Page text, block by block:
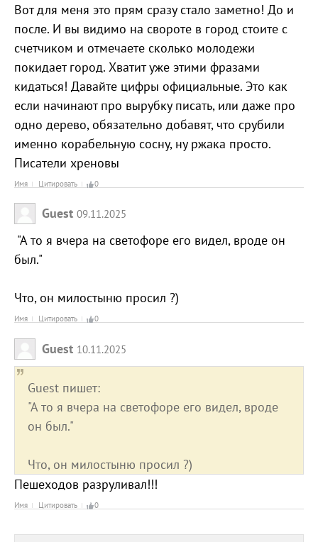
Вот для меня это прям сразу стало заметно! До и
после. И вы видимо на свороте в город стоите с
счетчиком и отмечаете сколько молодежи
покидает город. Хватит уже этими фразами
кидаться! Давайте цифры официальные. Это как
если начинают про вырубку писать, или даже про
одно дерево, обязательно добавят, что срубили
именно корабельную сосну, ну ржака просто.
Писатели хреновы
Имя Цитировать 0
Guest 09.11.2025
"А то я вчера на светофоре его видел, вроде он
был."
Что, он милостыню просил ?)
Имя Цитировать 0
Guest 10.11.2025
Guest пишет:
"А то я вчера на светофоре его видел, вроде
он был."
Что, он милостыню просил ?)
Пешеходов разруливал!!!
Имя Цитировать 0